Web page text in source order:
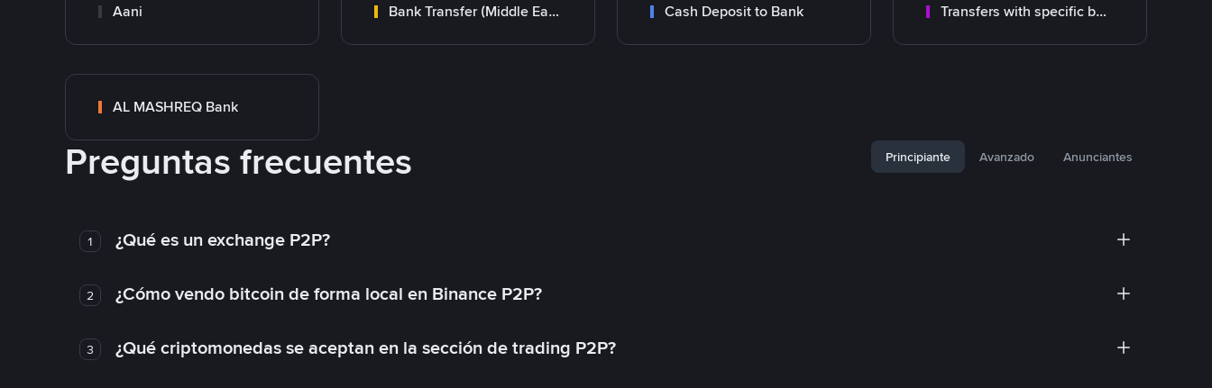
Aani Bank Transfer (Middle East) Cash Deposit to Bank Transfers with specific bank
AL MASHREQ Bank
Preguntas frecuentes Principiante Avanzado Anunciantes
1 ¿Qué es un exchange P2P?
2 ¿Cómo vendo bitcoin de forma local en Binance P2P?
3 ¿Qué criptomonedas se aceptan en la sección de trading P2P?